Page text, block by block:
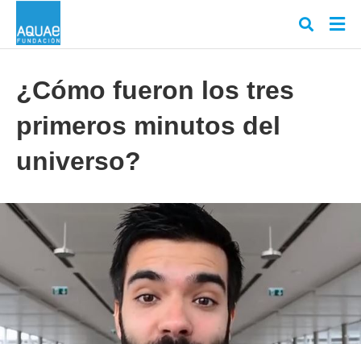
¿Cómo fueron los tres
primeros minutos del
universo?